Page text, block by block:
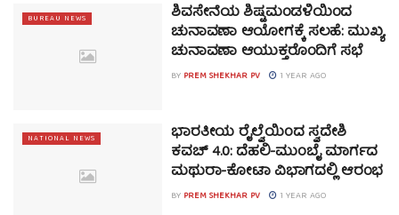
BUREAU NEWS ಶಿವಸೇನೆಯ ಶಿಷ್ಟಮಂಡಳಿಯಿಂದ
ಚುನಾವಣಾ ಆಯೋಗಕ್ಕೆ ಸಲಹೆ: ಮುಖ್ಯ
ಚುನಾವಣಾ ಆಯುಕ್ತರೊಂದಿಗೆ ಸಭೆ
BY PREM SHEKHAR PV 1 YEAR AGO
NATIONAL NEWS ಭಾರತೀಯ ರೈಲ್ವೆಯಿಂದ ಸ್ವದೇಶಿ
ಕವಚ್ 4.0: ದೆಹಲಿ-ಮುಂಬೈ ಮಾರ್ಗದ
ಮಥುರಾ-ಕೋಟಾ ವಿಭಾಗದಲ್ಲಿ ಆರಂಭ
BY PREM SHEKHAR PV 1 YEAR AGO